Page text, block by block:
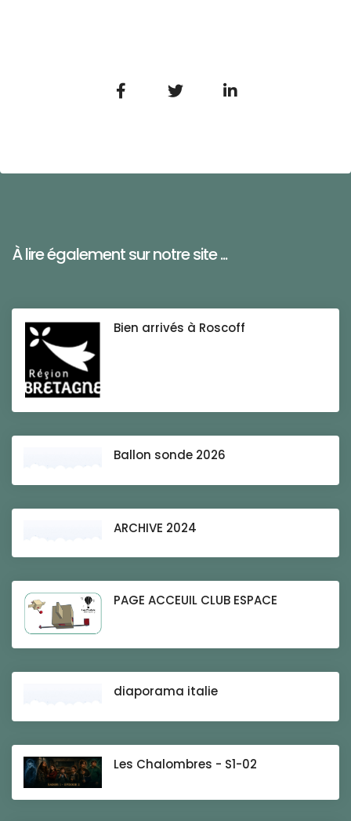
À lire également sur notre site ...
Bien arrivés à Roscoff
Ballon sonde 2026
ARCHIVE 2024
PAGE ACCEUIL CLUB ESPACE
diaporama italie
Les Chalombres - S1-02